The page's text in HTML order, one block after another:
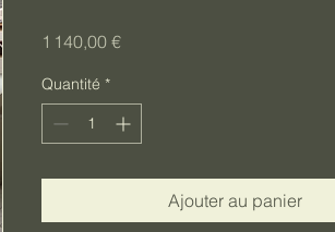
1 140,00 €Prix
Quantité *
Ajouter au panier